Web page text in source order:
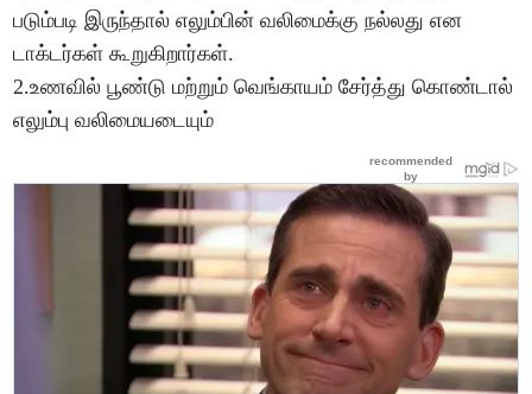
படும்படி இருந்தால் எலும்பின் வலிமைக்கு நல்லது என
டாக்டர்கள் கூறுகிறார்கள்.
2.உணவில் பூண்டு மற்றும் வெங்காயம் சேர்த்து கொண்டால்
எலும்பு வலிமையடையும்